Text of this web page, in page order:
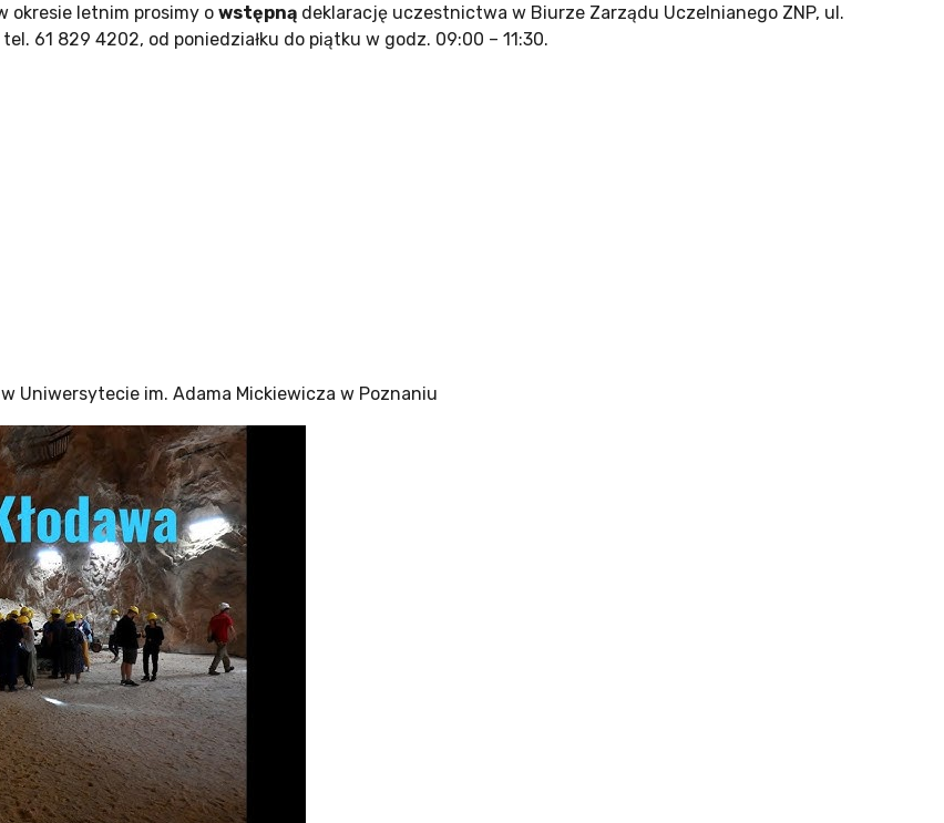
okresie letnim prosimy o wstępną deklarację uczestnictwa w Biurze Zarządu Uczelnianego ZNP, ul.
61 829 4202, od poniedziałku do piątku w godz. 09:00 – 11:30.
Uniwersytecie im. Adama Mickiewicza w Poznaniu